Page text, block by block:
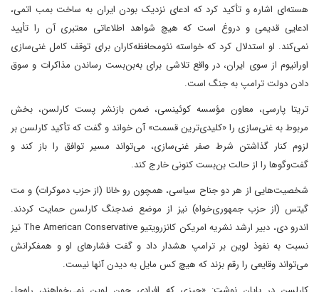
هسته‌ای اشاره و تأکید کرد که ادعای نزدیک بودن ایران به ساخت بمب اتمی،
ادعایی قدیمی و دروغ است که هیچ شواهد اطلاعاتی معتبری آن را تأیید
نمی‌کند. او استدلال کرد که خواسته نئومحافظه‌کاران برای توقف کامل غنی‌سازی
اورانیوم از سوی ایران، در واقع تلاشی برای به‌بن‌بست رساندن مذاکرات و سوق
دادن دولت ترامپ به جنگ است.
تریتا پارسی، معاون مؤسسه کوئینسی، ضمن بازنشر پست کارلسن، بخش
مربوط به غنی‌سازی را «کلیدی‌ترین قسمت» آن خواند و گفت که تأکید کارلسن بر
لزوم کنار گذاشتن شرط صفر غنی‌سازی، می‌تواند مسیر توافق را باز کند و
گفت‌وگوها را از حالت بن‌بست کنونی خارج کند.
شخصیت‌هایی از هر دو جناح سیاسی، همچون رو خانا (از حزب دموکرات) و مت
گیتس (از حزب جمهوری‌خواه) نیز از موضع ضدجنگ کارلسن حمایت کردند.
اندرو دی، دبیر ارشد نشریه امریکن کانزرویتیو The American Conservative نیز
نسبت به نفوذ لوین بر ترامپ هشدار داد و گفت فشارهای او و همفکرانش
می‌تواند وقایعی را رقم بزند که هیچ کس مایل به دیدن آنها نیست.